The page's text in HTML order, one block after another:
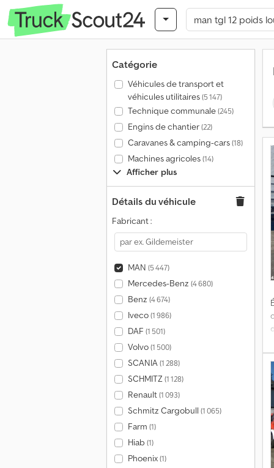
Catégorie
Véhicules de transport et
véhicules utilitaires(5 147)
Technique communale(245)
Engins de chantier(22)
Caravanes & camping-cars(18)
Machines agricoles(14)
Afficher plus
Détails du véhicule
Fabricant :
MAN (5 447)
Mercedes-Benz (4 680)
Benz (4 674)
Iveco(1 986)
DAF (1 501)
Volvo(1 500)
SCANIA(1 288)
SCHMITZ(1 128)
Renault(1 093)
Schmitz Cargobull (1 065)
Farm (1)
Hiab (1)
Phoenix(1)